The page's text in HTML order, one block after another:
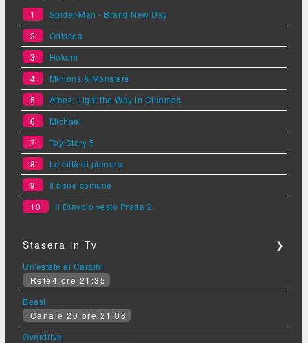
1
Spider-Man - Brand New Day
2
Odissea
3
Hokum
4
Minions & Monsters
5
Ateez: Light the Way in Cinemas
6
Michael
7
Toy Story 5
8
Le città di pianura
9
Il bene comune
10
Il Diavolo veste Prada 2
Stasera in Tv ❯
Un'estate ai Caraibi
Rete4 ore 21:35
Beast
Canale 20 ore 21:08
Overdrive